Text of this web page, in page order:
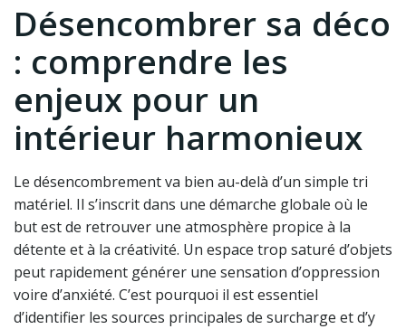
Désencombrer sa déco
: comprendre les
enjeux pour un
intérieur harmonieux
Le désencombrement va bien au-delà d’un simple tri
matériel. Il s’inscrit dans une démarche globale où le
but est de retrouver une atmosphère propice à la
détente et à la créativité. Un espace trop saturé d’objets
peut rapidement générer une sensation d’oppression
voire d’anxiété. C’est pourquoi il est essentiel
d’identifier les sources principales de surcharge et d’y